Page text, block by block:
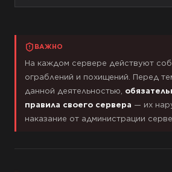
ВАЖНО
На каждом сервере действуют
ограблений и похищений. Перед
данной деятельностью,
правила своего сервера — их
наказание от администрации